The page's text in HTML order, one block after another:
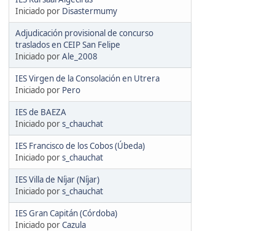
Iniciado por Disastermumy
Adjudicación provisional de concurso
traslados en CEIP San Felipe
Iniciado porAle_2008
IES Virgen de la Consolación en Utrera
Iniciado por Pero
IES de BAEZA
Iniciado pors_chauchat
IES Francisco de los Cobos (Úbeda)
Iniciado pors_chauchat
IES Villa de Níjar (Níjar)
Iniciado pors_chauchat
IES Gran Capitán (Córdoba)
Iniciado porCazula